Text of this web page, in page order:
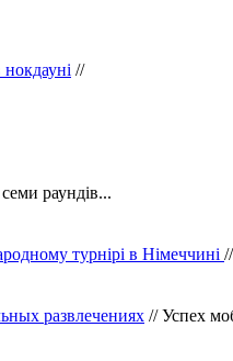
//
раундів...
турнірі в Німеччині
развлечениях // Успех